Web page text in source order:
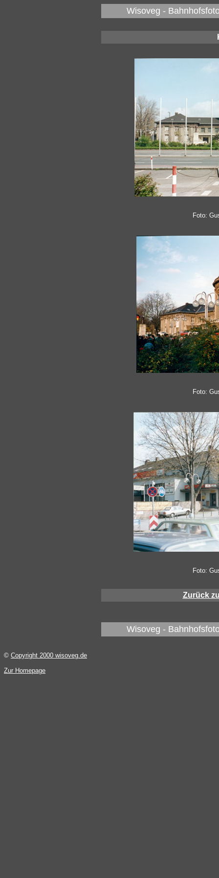
Wisoveg -
Foto:
Foto:
Foto:
Zurück
Wisoveg -
© Copyright 2000 wisoveg.de
Zur Homepage